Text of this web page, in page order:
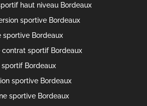
haut niveau Bordeaux
sportive Bordeaux
sportive Bordeaux
sportif Bordeaux
Bordeaux
sportive Bordeaux
sportive Bordeaux